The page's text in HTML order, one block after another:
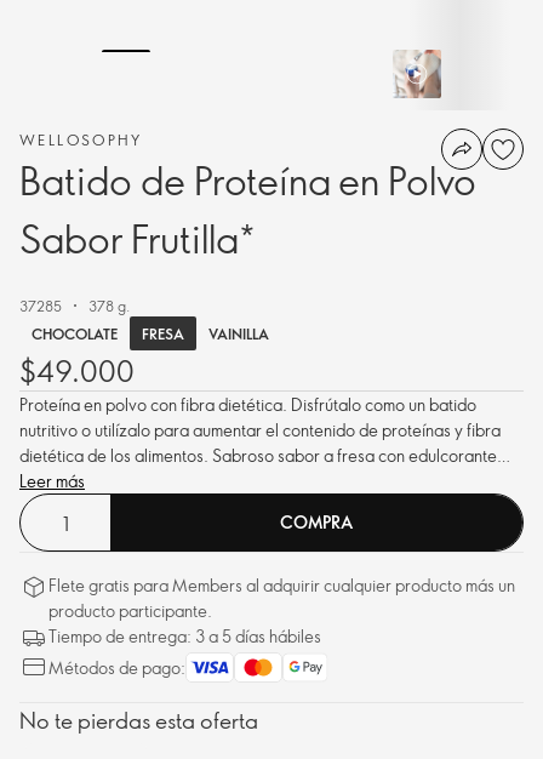
WELLOSOPHY
Batido de Proteína en Polvo
Sabor Frutilla*
37285
378 g.
CHOCOLATE
FRESA VAINILLA
$49.000
Proteína en polvo con fibra dietética. Disfrútalo como un batido
nutritivo o utilízalo para aumentar el contenido de proteínas y fibra
dietética de los alimentos. Sabroso sabor a fresa con edulcorante
natural Stevia.
Leer más
COMPRA
Flete gratis para Members al adquirir cualquier producto más un
producto participante.
Tiempo de entrega: 3 a 5 días hábiles
Métodos de pago:
No te pierdas esta oferta